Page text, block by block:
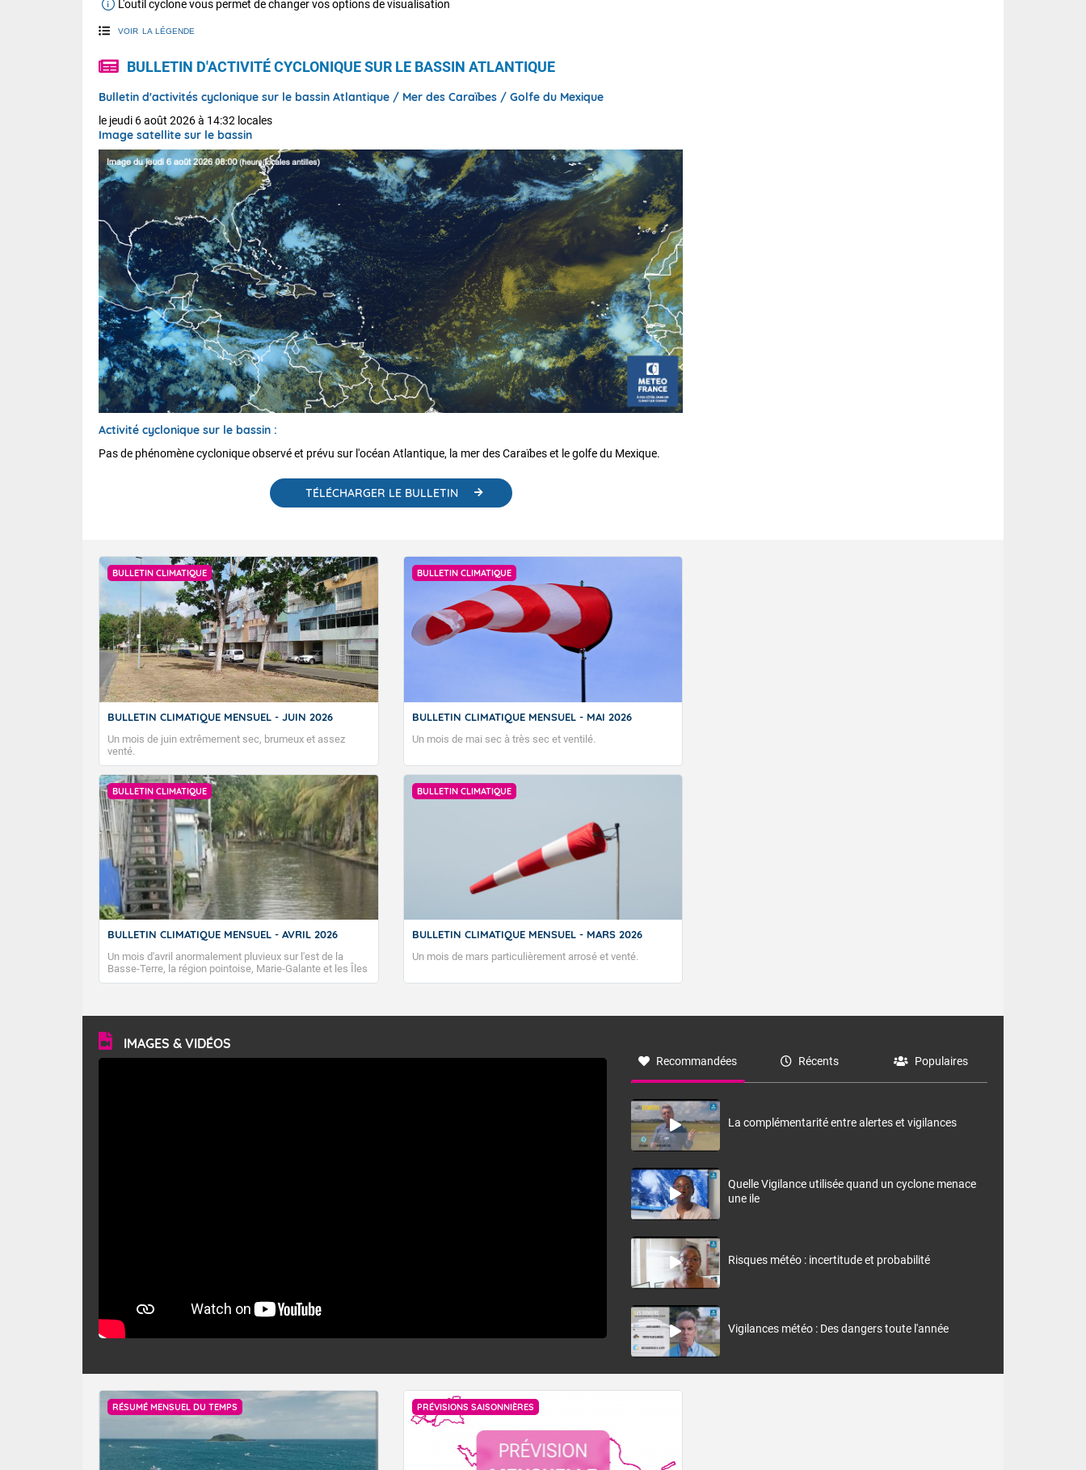
L'outil cyclone vous permet de changer vos options de visualisation
VOIR LA LÉGENDE
BULLETIN D'ACTIVITÉ CYCLONIQUE SUR LE BASSIN ATLANTIQUE
Bulletin d'activités cyclonique sur le bassin Atlantique / Mer des Caraïbes / Golfe du Mexique
le jeudi 6 août 2026 à 14:32 locales
Image satellite sur le bassin
Activité cyclonique sur le bassin :
Pas de phénomène cyclonique observé et prévu sur l'océan Atlantique, la mer des Caraïbes et le golfe du Mexique.
TÉLÉCHARGER LE BULLETIN
VIGILANCE ROUGE
Accéder au site de Météo-France
BULLETIN CLIMATIQUE
BULLETIN CLIMATIQUE MENSUEL - JUIN 2026
Un mois de juin extrêmement sec, brumeux et assez
venté.
BULLETIN CLIMATIQUE
BULLETIN CLIMATIQUE MENSUEL - MAI 2026
Un mois de mai sec à très sec et ventilé.
BULLETIN CLIMATIQUE
BULLETIN CLIMATIQUE MENSUEL - AVRIL 2026
Un mois d'avril anormalement pluvieux sur l'est de la
Basse-Terre, la région pointoise, Marie-Galante et les Îles
du Nord. Alors qu'en Guadeloupe les températures sont
BULLETIN CLIMATIQUE
BULLETIN CLIMATIQUE MENSUEL - MARS 2026
Un mois de mars particulièrement arrosé et venté.
IMAGES & VIDÉOS
Recommandées Récents Populaires
La complémentarité entre alertes et vigilances
Quelle Vigilance utilisée quand un cyclone menace
une ile
Risques météo : incertitude et probabilité
Vigilances météo : Des dangers toute l'année
RÉSUMÉ MENSUEL DU TEMPS PRÉVISIONS SAISONNIÈRES